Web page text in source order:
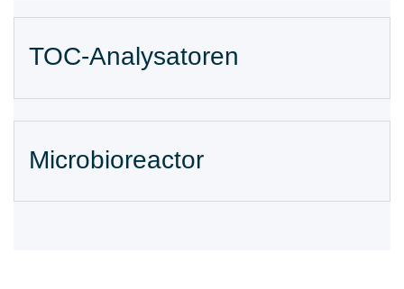
TOC-Analysatoren
Microbioreactor